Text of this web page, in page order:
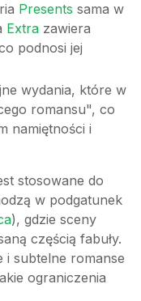
Presents sama w
Extra zawiera
podnosi jej
wydania, które w
romansu", co
namiętności i
stosowane do
w podgatunek
), gdzie sceny
częścią fabuły.
i subtelne romanse
ograniczenia